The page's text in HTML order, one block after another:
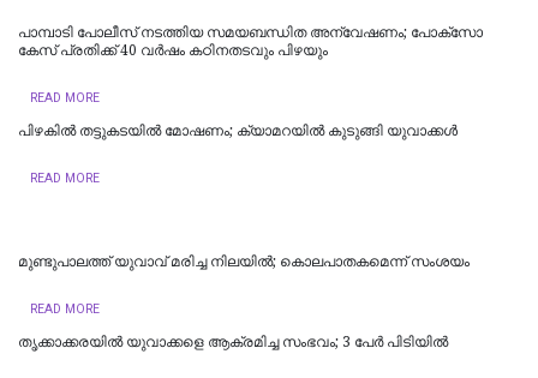
പാമ്പാടി പോലീസ് നടത്തിയ സമയബന്ധിത അന്വേഷണം; പോക്സോ
കേസ് പ്രതിക്ക് 40 വർഷം കഠിനതടവും പിഴയും
READ MORE
പിഴകിൽ തട്ടുകടയിൽ മോഷണം; ക്യാമറയിൽ കുടുങ്ങി യുവാക്കൾ
READ MORE
മുണ്ടുപാലത്ത് യുവാവ് മരിച്ച നിലയില്‍; കൊലപാതകമെന്ന് സംശയം
READ MORE
തൃക്കാക്കരയിൽ യുവാക്കളെ ആക്രമിച്ച സംഭവം; 3 പേർ പിടിയിൽ